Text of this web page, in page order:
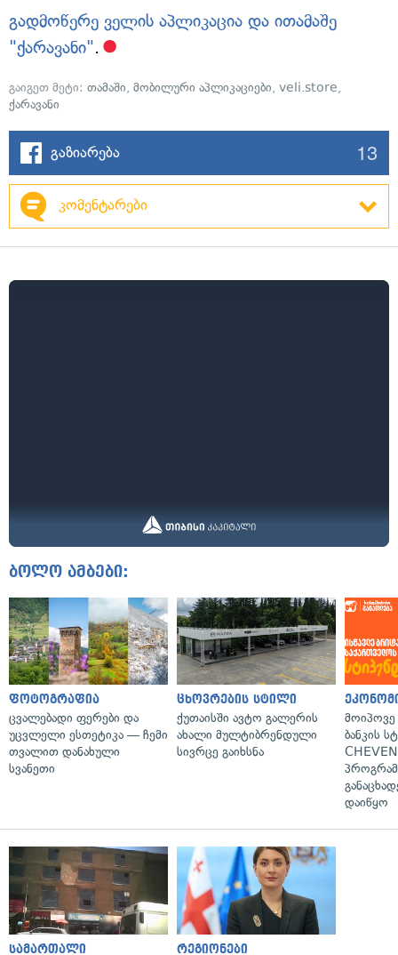
გადმოწერე ველის აპლიკაცია და ითამაშე
"ქარავანი".
გაიგეთ მეტი: თამაში, მობილური აპლიკაციები, veli.store,
ქარავანი
გაზიარება 13
კომენტარები
ბოლო ამბები:
ფოტოგრაფია
ცვალებადი ფერები და
უცვლელი ესთეტიკა — ჩემი
თვალით დანახული
სვანეთი
ცხოვრების სტილი
ქუთაისში ავტო გალერის
ახალი მულტიბრენდული
სივრცე გაიხსნა
ბანკის
დაიწყო
სამართალი რეგიონები